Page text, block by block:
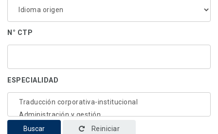
N° CTP
ESPECIALIDAD
Buscar Reiniciar